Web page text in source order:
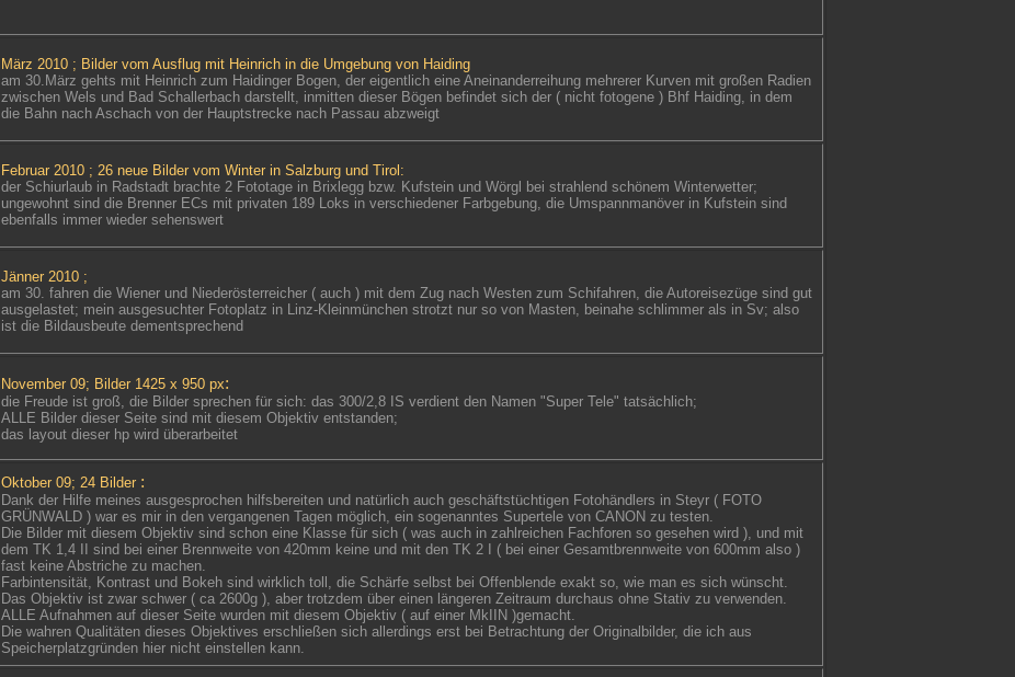
März 2010 ; Bilder vom Ausflug mit Heinrich in die Umgebung von Haiding
am 30.März gehts mit Heinrich zum Haidinger Bogen, der eigentlich eine Aneinanderreihung mehrerer Kurven mit großen Radien
zwischen Wels und Bad Schallerbach darstellt, inmitten dieser Bögen befindet sich der ( nicht fotogene ) Bhf Haiding, in dem
die Bahn nach Aschach von der Hauptstrecke nach Passau abzweigt
Februar 2010 ; 26 neue Bilder vom Winter in Salzburg und Tirol:
der Schiurlaub in Radstadt brachte 2 Fototage in Brixlegg bzw. Kufstein und Wörgl bei strahlend schönem Winterwetter;
ungewohnt sind die Brenner ECs mit privaten 189 Loks in verschiedener Farbgebung, die Umspannmanöver in Kufstein sind
ebenfalls immer wieder sehenswert
Jänner 2010 ;
am 30. fahren die Wiener und Niederösterreicher ( auch ) mit dem Zug nach Westen zum Schifahren, die Autoreisezüge sind gut
ausgelastet; mein ausgesuchter Fotoplatz in Linz-Kleinmünchen strotzt nur so von Masten, beinahe schlimmer als in Sv; also
ist die Bildausbeute dementsprechend
November 09; Bilder 1425 x 950 px:
die Freude ist groß, die Bilder sprechen für sich: das 300/2,8 IS verdient den Namen "Super Tele" tatsächlich;
ALLE Bilder dieser Seite sind mit diesem Objektiv entstanden;
das layout dieser hp wird überarbeitet
Oktober 09; 24 Bilder :
Dank der Hilfe meines ausgesprochen hilfsbereiten und natürlich auch geschäftstüchtigen Fotohändlers in Steyr ( FOTO
GRÜNWALD ) war es mir in den vergangenen Tagen möglich, ein sogenanntes Supertele von CANON zu testen.
Die Bilder mit diesem Objektiv sind schon eine Klasse für sich ( was auch in zahlreichen Fachforen so gesehen wird ), und mit
dem TK 1,4 II sind bei einer Brennweite von 420mm keine und mit den TK 2 I ( bei einer Gesamtbrennweite von 600mm also )
fast keine Abstriche zu machen.
Farbintensität, Kontrast und Bokeh sind wirklich toll, die Schärfe selbst bei Offenblende exakt so, wie man es sich wünscht.
Das Objektiv ist zwar schwer ( ca 2600g ), aber trotzdem über einen längeren Zeitraum durchaus ohne Stativ zu verwenden.
ALLE Aufnahmen auf dieser Seite wurden mit diesem Objektiv ( auf einer MkIIN )gemacht.
Die wahren Qualitäten dieses Objektives erschließen sich allerdings erst bei Betrachtung der Originalbilder, die ich aus
Speicherplatzgründen hier nicht einstellen kann.